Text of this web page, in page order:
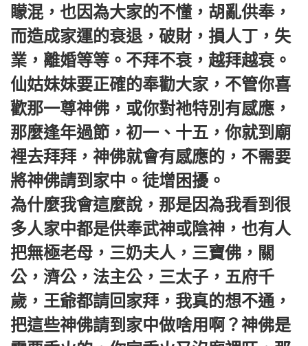
矇混，也因為大家的不懂，胡亂供奉，
而造成家運的衰退，破財，損人丁，失
業，離婚等等。不拜不衰，越拜越衰。
仙姑妹妹要正確的奉勸大家，不管你喜
歡那一尊神佛，或你對祂特別有感應，
那麼逢年過節，初一、十五，你就到廟
裡去拜拜，神佛就會有感應的，不需要
將神佛請到家中。徒增困擾。
為什麼我會這麼說，那是因為我看到很
多人家中都是供奉武神或陰神，也有人
把無極老母，三奶夫人，三寶佛，關
公，濟公，法主公，三太子，五府千
歲，王爺都請回家拜，我真的想不通，
把這些神佛請到家中做啥用啊？神佛是